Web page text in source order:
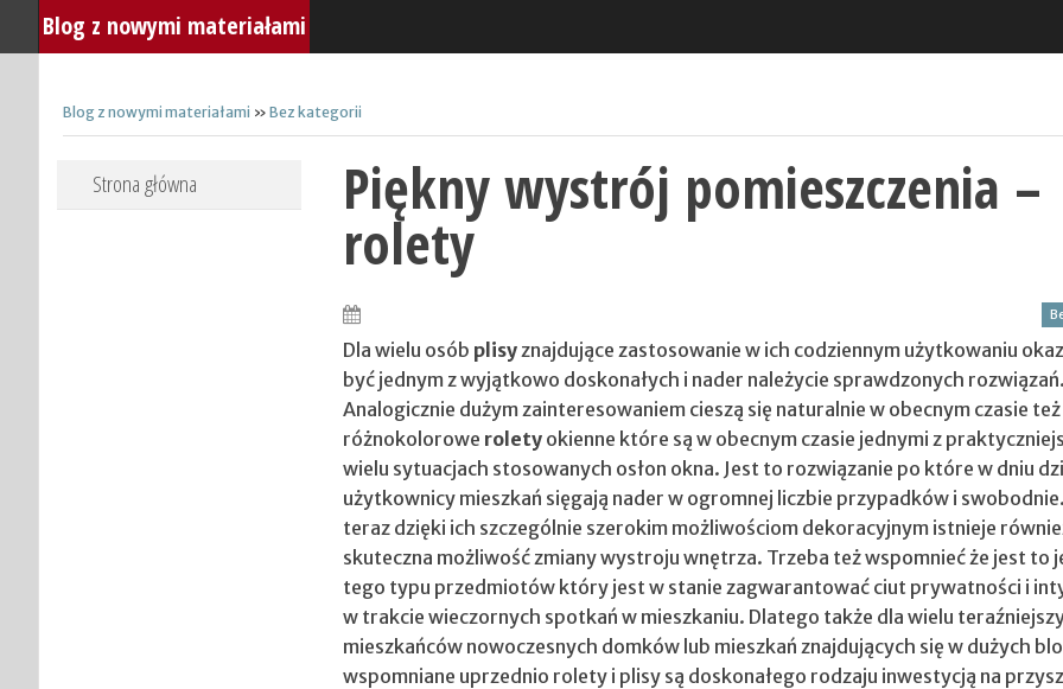
Blog z nowymi materiałami
Blog z nowymi materiałami » Bez kategorii
Skip to content
Strona główna Piękny wystrój pomieszczenia –
rolety
Dla wielu osób plisy znajdujące zastosowanie w ich codziennym użytkowaniu
być jednym z wyjątkowo doskonałych i nader należycie sprawdzonych rozwiązań.
Analogicznie dużym zainteresowaniem cieszą się naturalnie w obecnym czasie też
różnokolorowe rolety okienne które są w obecnym czasie jednymi z
wielu sytuacjach stosowanych osłon okna. Jest to rozwiązanie po które w dniu
użytkownicy mieszkań sięgają nader w ogromnej liczbie przypadków i
teraz dzięki ich szczególnie szerokim możliwościom dekoracyjnym istnieje
skuteczna możliwość zmiany wystroju wnętrza. Trzeba też wspomnieć że jest to
tego typu przedmiotów który jest w stanie zagwarantować ciut prywatności i
w trakcie wieczornych spotkań w mieszkaniu. Dlatego także dla wielu
mieszkańców nowoczesnych domków lub mieszkań znajdujących się w dużych
wspomniane uprzednio rolety i plisy są doskonałego rodzaju inwestycją na